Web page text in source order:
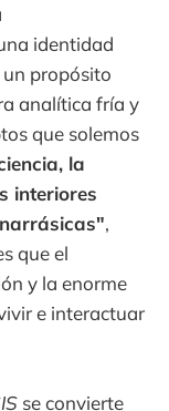
identidad
propósito
analítica fría y
que solemos
la
interiores
,
que el
y la enorme
e interactuar
se convierte